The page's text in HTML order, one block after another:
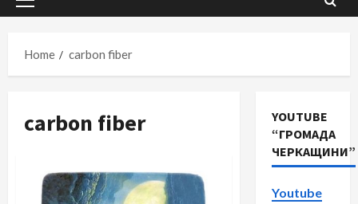
Primary
Home
carbon fiber
carbon fiber
YOUTUBE
“ГРОМАДА
ЧЕРКАЩИНИ”
Youtube